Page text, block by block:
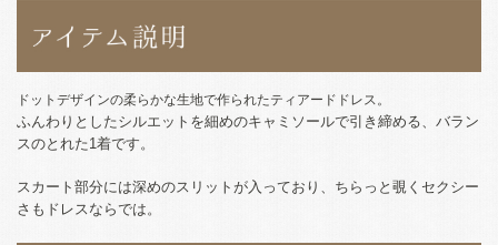
ドットデザインの柔らかな生地で作られたティアードドレス。
ふんわりとしたシルエットを細めのキャミソールで引き締める、バラン
スのとれた1着です。
スカート部分には深めのスリットが入っており、ちらっと覗くセクシー
さもドレスならでは。